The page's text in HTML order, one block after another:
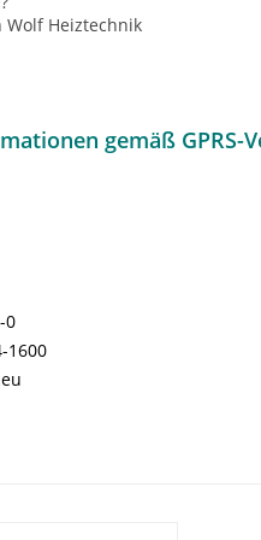
Wolf Heiztechnik
gemäß GPRS-
0
1600